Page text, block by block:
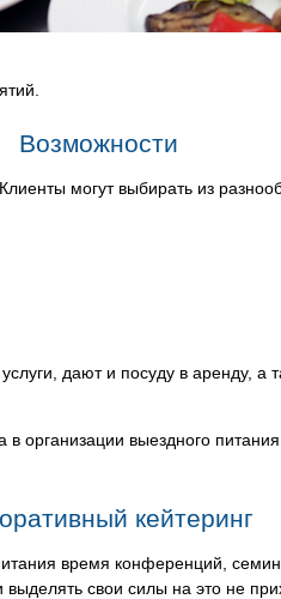
Возможности
могут выбирать из
дают и посуду в аренду, а
организации выездного
кейтеринг
время конференций,
свои силы на это не